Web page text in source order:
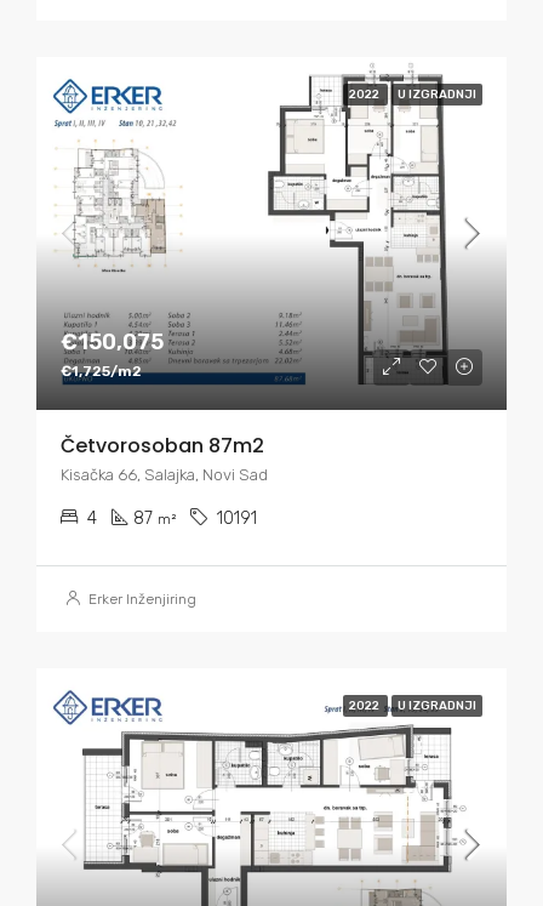
2022 U IZGRADNJI
€150,075
€1,725/m2
Četvorosoban 87m2
Kisačka 66, Salajka, Novi Sad
4 87 m² 10191
Erker Inženjiring
2022 U IZGRADNJI